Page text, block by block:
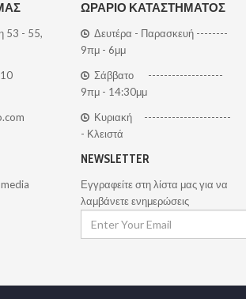
53 - 55,
ΩΡΑΡΙΟ ΚΑΤΑΣΤΗΜΑΤΟΣ
Δευτέρα - Παρασκευή --------
9πμ - 6μμ
Σάββατο -------------------
9πμ - 14:30μμ
Κυριακή ----------------------
- Κλειστά
media
NEWSLETTER
Εγγραφείτε στη λίστα μας για να
λαμβάνετε ενημερώσεις